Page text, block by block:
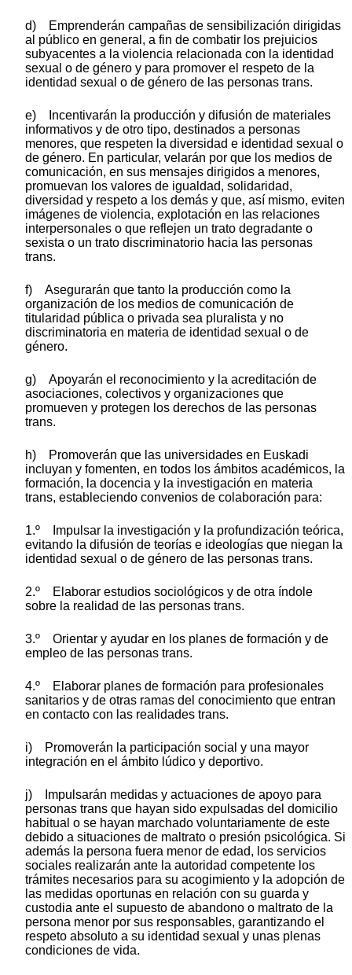
d) Emprenderán campañas de sensibilización dirigidas
al público en general, a fin de combatir los prejuicios
subyacentes a la violencia relacionada con la identidad
sexual o de género y para promover el respeto de la
identidad sexual o de género de las personas trans.
e) Incentivarán la producción y difusión de materiales
informativos y de otro tipo, destinados a personas
menores, que respeten la diversidad e identidad sexual o
de género. En particular, velarán por que los medios de
comunicación, en sus mensajes dirigidos a menores,
promuevan los valores de igualdad, solidaridad,
diversidad y respeto a los demás y que, así mismo, eviten
imágenes de violencia, explotación en las relaciones
interpersonales o que reflejen un trato degradante o
sexista o un trato discriminatorio hacia las personas
trans.
f) Asegurarán que tanto la producción como la
organización de los medios de comunicación de
titularidad pública o privada sea pluralista y no
discriminatoria en materia de identidad sexual o de
género.
g) Apoyarán el reconocimiento y la acreditación de
asociaciones, colectivos y organizaciones que
promueven y protegen los derechos de las personas
trans.
h) Promoverán que las universidades en Euskadi
incluyan y fomenten, en todos los ámbitos académicos, la
formación, la docencia y la investigación en materia
trans, estableciendo convenios de colaboración para:
1.º Impulsar la investigación y la profundización teórica,
evitando la difusión de teorías e ideologías que niegan la
identidad sexual o de género de las personas trans.
2.º Elaborar estudios sociológicos y de otra índole
sobre la realidad de las personas trans.
3.º Orientar y ayudar en los planes de formación y de
empleo de las personas trans.
4.º Elaborar planes de formación para profesionales
sanitarios y de otras ramas del conocimiento que entran
en contacto con las realidades trans.
i) Promoverán la participación social y una mayor
integración en el ámbito lúdico y deportivo.
j) Impulsarán medidas y actuaciones de apoyo para
personas trans que hayan sido expulsadas del domicilio
habitual o se hayan marchado voluntariamente de este
debido a situaciones de maltrato o presión psicológica. Si
además la persona fuera menor de edad, los servicios
sociales realizarán ante la autoridad competente los
trámites necesarios para su acogimiento y la adopción de
las medidas oportunas en relación con su guarda y
custodia ante el supuesto de abandono o maltrato de la
persona menor por sus responsables, garantizando el
respeto absoluto a su identidad sexual y unas plenas
condiciones de vida.